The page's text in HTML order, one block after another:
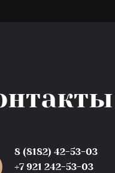
8 (8182) 42-53-03
+7 921 242-53-03